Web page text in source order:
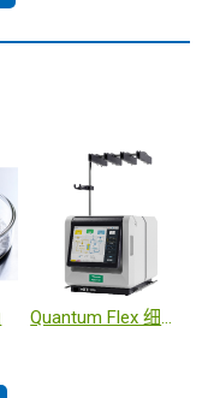
Quantum Flex 细胞扩增系统